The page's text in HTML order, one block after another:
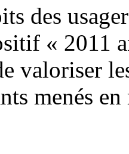
des
« 2011
valoriser
menés